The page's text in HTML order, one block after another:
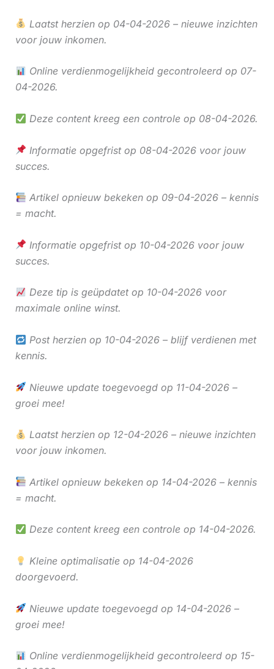
Laatst herzien op 04-04-2026 – nieuwe inzichten
voor jouw inkomen.
Online verdienmogelijkheid gecontroleerd op 07-
04-2026.
Deze content kreeg een controle op 08-04-2026.
Informatie opgefrist op 08-04-2026 voor jouw
succes.
Artikel opnieuw bekeken op 09-04-2026 – kennis
= macht.
Informatie opgefrist op 10-04-2026 voor jouw
succes.
Deze tip is geüpdatet op 10-04-2026 voor
maximale online winst.
Post herzien op 10-04-2026 – blijf verdienen met
kennis.
Nieuwe update toegevoegd op 11-04-2026 –
groei mee!
Laatst herzien op 12-04-2026 – nieuwe inzichten
voor jouw inkomen.
Artikel opnieuw bekeken op 14-04-2026 – kennis
= macht.
Deze content kreeg een controle op 14-04-2026.
Kleine optimalisatie op 14-04-2026
doorgevoerd.
Nieuwe update toegevoegd op 14-04-2026 –
groei mee!
Online verdienmogelijkheid gecontroleerd op 15-